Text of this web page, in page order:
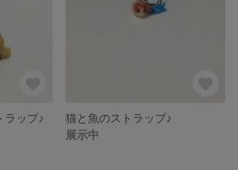
ラップ♪
猫と魚のストラップ♪
展示中